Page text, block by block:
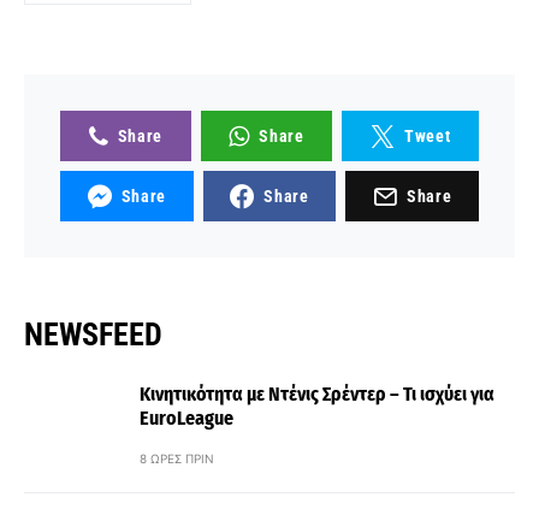
Share Share Tweet
Share Share Share
NEWSFEED
Κινητικότητα με Ντένις Σρέντερ – Τι ισχύει για
EuroLeague
8 ΏΡΕΣ ΠΡΙΝ